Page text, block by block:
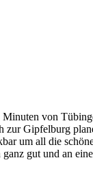
von
Gipfelburg
um all die
gut und an